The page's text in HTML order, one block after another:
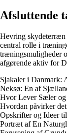
Afsluttende
Hevring skydeterræn
central rolle i
træningsmuligheder
afgørende aktiv for
Sjakaler i Danmark:
Neksø: En af
Hvor Lever Sæler
Hvordan påvirker
Opskrifter og Ideer
Portræt af En